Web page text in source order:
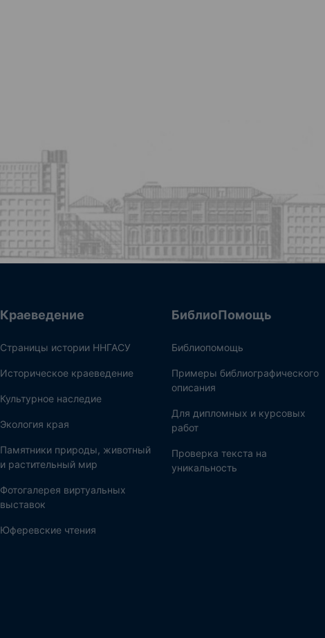
Краеведение
Страницы истории ННГАСУ
Историческое краеведение
Культурное наследие
Экология края
Памятники природы, животный
и растительный мир
Фотогалерея виртуальных
выставок
Юферевские чтения
БиблиоПомощь
Библиопомощь
Примеры библиографического
описания
Для дипломных и курсовых
работ
Проверка текста на
уникальность